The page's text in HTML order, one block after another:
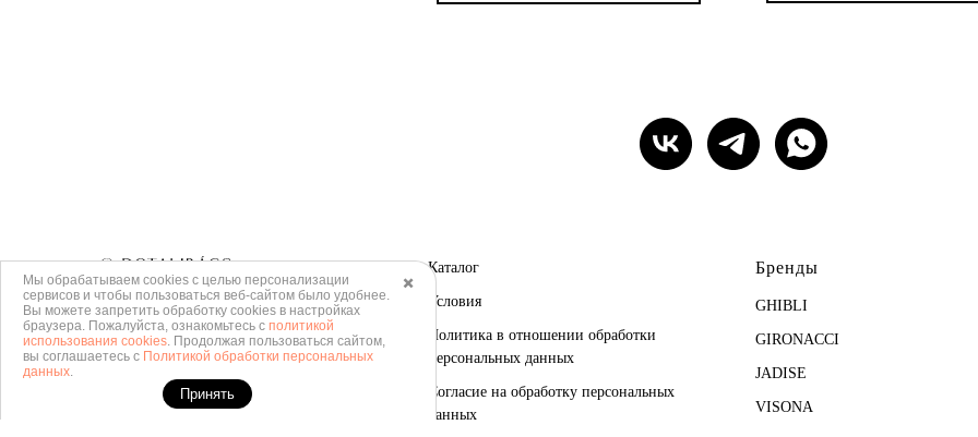
ИП Акимова Марина Владимировна
ИНН 710300921008
ОГРН 304710308300104
Каталог
Условия
Политика в отношении обработки
персональных данных
Согласие на обработку персональных
данных
Бренды
GHIBLI
GIRONACCI
JADISE
VISONA
✖️
Мы обрабатываем cookies с целью персонализации
сервисов и чтобы пользоваться веб-сайтом было удобнее.
Вы можете запретить обработку сookies в настройках
браузера. Пожалуйста, ознакомьтесь с политикой
использования cookies. Продолжая пользоваться сайтом,
вы соглашаетесь с Политикой обработки персональных
данных.
Принять